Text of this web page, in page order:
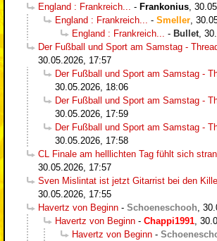
England : Frankreich...
- Frankonius
England : Frankreich...
- Smeller
England : Frankreich...
- Bullet
Der Fußball und Sport am Samstag -
30.05.2026, 17:57
Der Fußball und Sport am Samstag -
30.05.2026, 18:06
Der Fußball und Sport am Samstag -
30.05.2026, 17:59
Der Fußball und Sport am Samstag -
30.05.2026, 17:58
CL Finale am helllichten Tag fühlt sich
30.05.2026, 17:57
Sven Mislintat ist jetzt Gitarrist bei den
30.05.2026, 17:55
Havertz von Beginn - Schoeneschooh
Havertz von Beginn - Chappi1991
Havertz von Beginn -